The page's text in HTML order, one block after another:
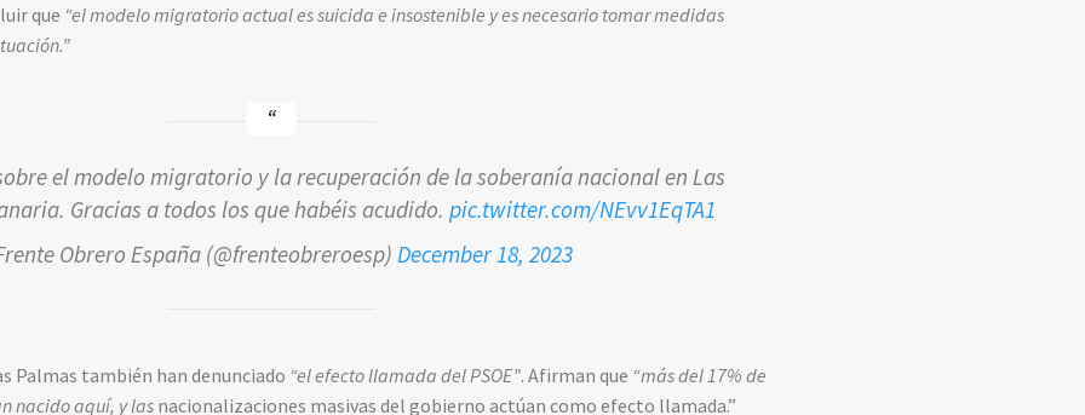
que “el modelo migratorio actual es suicida e insostenible y es necesario tomar medidas
el modelo migratorio y la recuperación de la soberanía nacional en Las
Gracias a todos los que habéis acudido. pic.twitter.com/NEvv1EqTA1
Obrero España (@frenteobreroesp) December 18, 2023
Palmas también han denunciado “el efecto llamada del PSOE”. Afirman que “más del 17% de
nacido aquí, y las nacionalizaciones masivas del gobierno actúan como efecto llamada.”